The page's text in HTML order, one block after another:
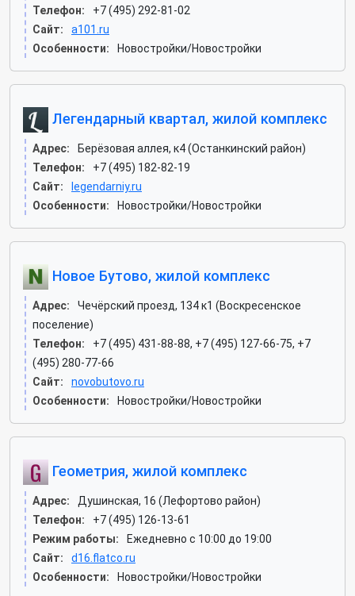
Телефон:
+7 (495) 292-81-02
Сайт:
a101.ru
Особенности:
Новостройки/Новостройки
Легендарный квартал, жилой комплекс
Адрес:
Берёзовая аллея, к4 (Останкинский район)
Телефон:
+7 (495) 182-82-19
Сайт:
legendarniy.ru
Особенности:
Новостройки/Новостройки
Новое Бутово, жилой комплекс
Адрес:
Чечёрский проезд, 134 к1 (Воскресенское
поселение)
Телефон:
+7 (495) 431-88-88, +7 (495) 127-66-75, +7
(495) 280-77-66
Сайт:
novobutovo.ru
Особенности:
Новостройки/Новостройки
Геометрия, жилой комплекс
Адрес:
Душинская, 16 (Лефортово район)
Телефон:
+7 (495) 126-13-61
Режим работы:
Ежедневно с 10:00 до 19:00
Сайт:
d16.flatco.ru
Особенности:
Новостройки/Новостройки